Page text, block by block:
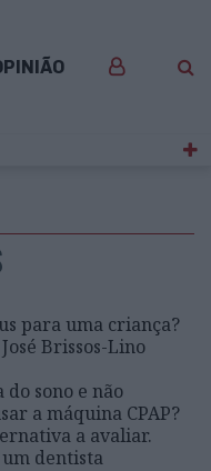
para uma criança?
Brissos-Lino
do sono e não
a máquina CPAP?
a avaliar.
dentista